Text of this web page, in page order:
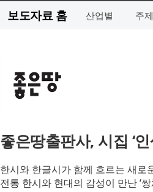
보도자료 홈 산업별 주
좋은땅출판사, 시집 ‘
한시와 한글시가 함께 흐르는 새로
전통 한시와 현대의 감성이 만난 ‘쌍